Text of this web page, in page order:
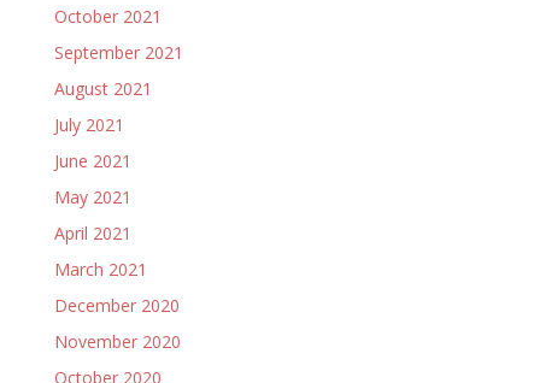
October 2021
September 2021
August 2021
July 2021
June 2021
May 2021
April 2021
March 2021
December 2020
November 2020
October 2020